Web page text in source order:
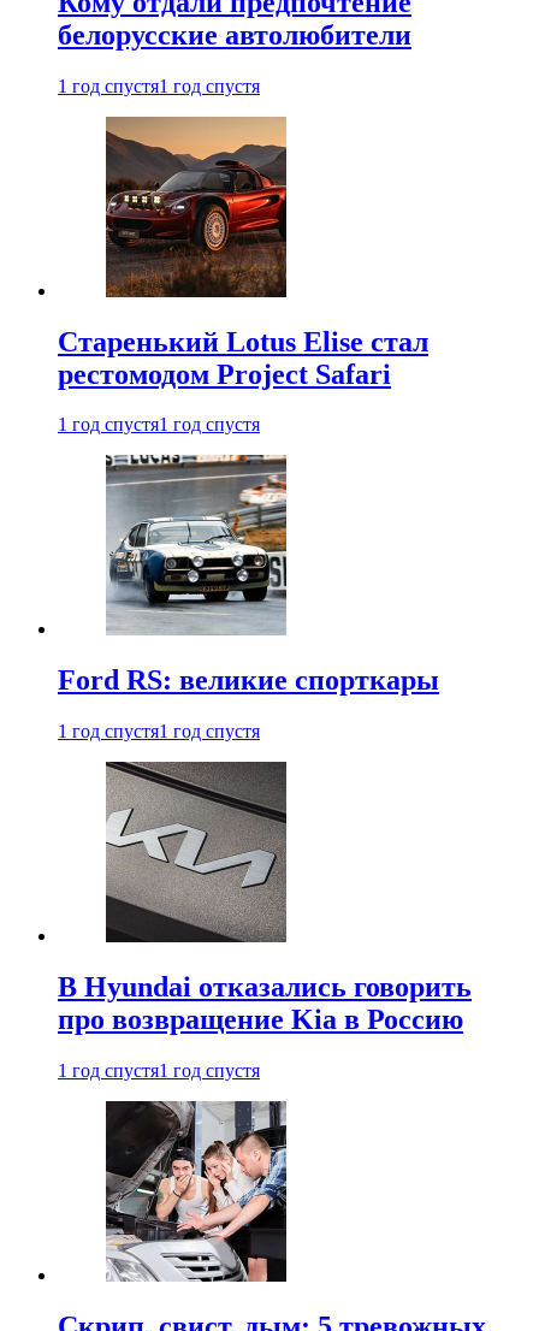
белорусские автолюбители
1 год спустя1 год спустя
Старенький Lotus Elise стал
рестомодом Project Safari
1 год спустя1 год спустя
Ford RS: великие спорткары
1 год спустя1 год спустя
В Hyundai отказались говорить
про возвращение Kia в Россию
1 год спустя1 год спустя